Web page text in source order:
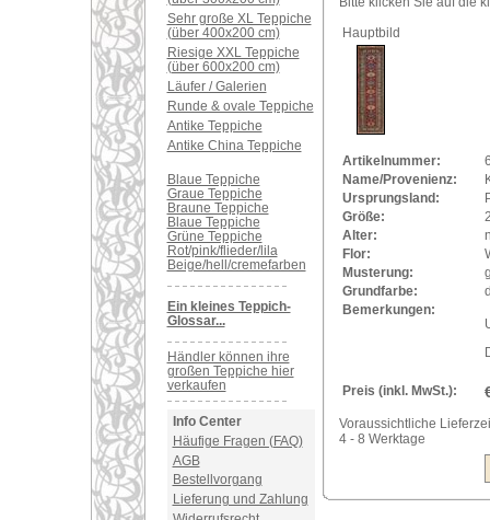
Sehr große XL Teppiche
(über 400x200 cm)
Riesige XXL Teppiche
(über 600x200 cm)
Läufer / Galerien
Runde & ovale Teppiche
Antike Teppiche
Antike China Teppiche
Blaue Teppiche
Graue Teppiche
Braune Teppiche
Blaue Teppiche
Grüne Teppiche
Rot/pink/flieder/lila
Beige/hell/cremefarben
Ein kleines Teppich-
Glossar...
Händler können ihre
großen Teppiche hier
verkaufen
Info Center
Häufige Fragen (FAQ)
AGB
Bestellvorgang
Lieferung und Zahlung
Hauptbild
Artikelnummer:
Name/Provenienz:
Ursprungsland:
Größe:
Alter:
Flor:
Musterung:
Grundfarbe:
Bemerkungen:
Preis (inkl. MwSt.):
Voraussichtliche
4 - 8 Werktage